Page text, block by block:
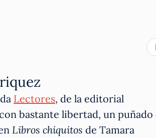
Lectores, de la editorial
bastante libertad, un puñado
Libros chiquitos de Tamara